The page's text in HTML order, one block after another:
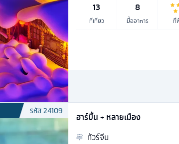
13
ที่เที่ยว
8
มื้ออาหาร ที่
รหัส24109
ฮาร์บิ้น + หลายเมือง
ทัวร์จีน